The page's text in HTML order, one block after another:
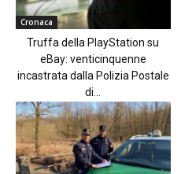
Cronaca
Truffa della PlayStation su
eBay: venticinquenne
incastrata dalla Polizia Postale
di...